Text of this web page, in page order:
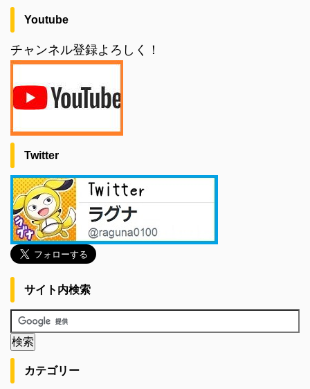
Youtube
チャンネル登録よろしく！
Twitter
サイト内検索
カテゴリー